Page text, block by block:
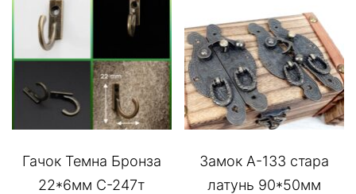
Гачок Темна Бронза
22*6мм С-247т
Замок А-133 стара
латунь 90*50мм